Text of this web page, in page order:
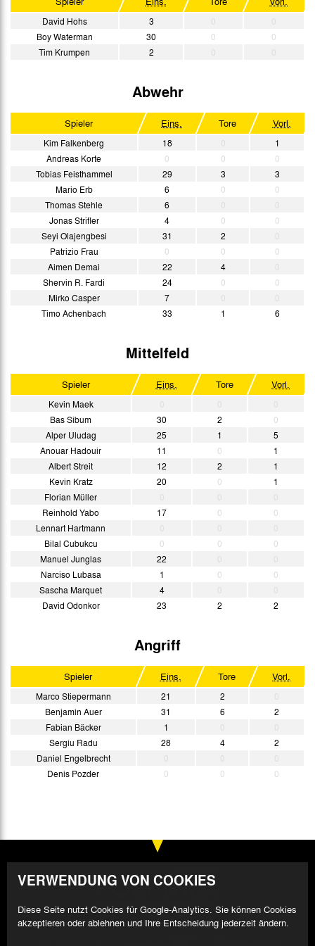
David Hohs 3
Boy Waterman
30 0
0
Tim Krumpen
2
Abwehr
Spieler Eins. Tore Vorl.
Kim Falkenberg 18
1
Andreas Korte
0 0
0
Tobias Feisthammel
29 3
3
Mario Erb
6 0
0
Thomas Stehle
6
Jonas Strifler
4 0
0
Seyi Olajengbesi
31 2
Patrizio Frau
0 0
0
Aimen Demai
22 4
Shervin R. Fardi
24 0
0
Mirko Casper
7
Timo Achenbach
33 1 6
Mittelfeld
Spieler Eins. Tore Vorl.
Kevin Maek
Bas Sibum
30 2
0
Alper Uludag
25 1
5
Anouar Hadouir
11 0
1
Albert Streit
12 2
1
Kevin Kratz
20 0
1
Florian Müller
Reinhold Yabo
17 0
0
Lennart Hartmann
Bilal Cubukcu
0 0
0
Manuel Junglas
22
Narciso Lubasa
1 0
0
Sascha Marquet
4
David Odonkor
23 2 2
Angriff
Spieler Eins. Tore Vorl.
Marco Stiepermann 21 2
Benjamin Auer
31 6
2
Fabian Bäcker
1
Sergiu Radu
28 4
2
Daniel Engelbrecht
Denis Pozder
0 0 0
VERWENDUNG VON COOKIES
Diese Seite nutzt Cookies für Google-Analytics. Sie können Cookies
akzeptieren oder ablehnen und Ihre Entscheidung jederzeit ändern.